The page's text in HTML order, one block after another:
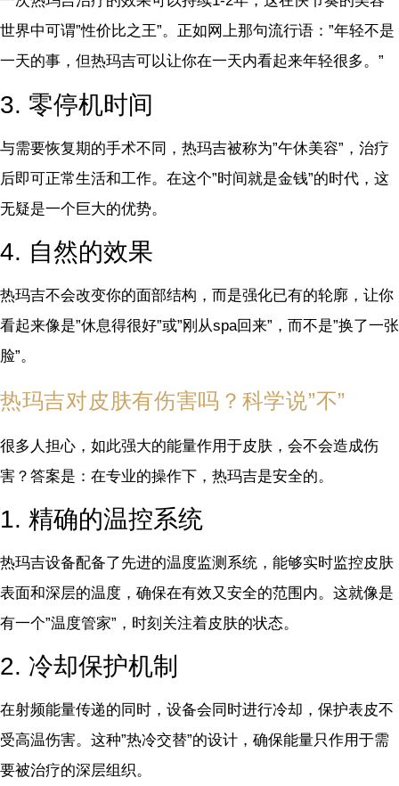
世界中可谓”性价比之王”。正如网上那句流行语：”年轻不是
一天的事，但热玛吉可以让你在一天内看起来年轻很多。”
3. 零停机时间
与需要恢复期的手术不同，热玛吉被称为”午休美容”，治疗
后即可正常生活和工作。在这个”时间就是金钱”的时代，这
无疑是一个巨大的优势。
4. 自然的效果
热玛吉不会改变你的面部结构，而是强化已有的轮廓，让你
看起来像是”休息得很好”或”刚从spa回来”，而不是”换了一张
脸”。
热玛吉对皮肤有伤害吗？科学说”不”
很多人担心，如此强大的能量作用于皮肤，会不会造成伤
害？答案是：在专业的操作下，热玛吉是安全的。
1. 精确的温控系统
热玛吉设备配备了先进的温度监测系统，能够实时监控皮肤
表面和深层的温度，确保在有效又安全的范围内。这就像是
有一个”温度管家”，时刻关注着皮肤的状态。
2. 冷却保护机制
在射频能量传递的同时，设备会同时进行冷却，保护表皮不
受高温伤害。这种”热冷交替”的设计，确保能量只作用于需
要被治疗的深层组织。